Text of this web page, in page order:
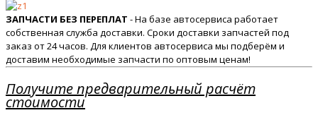
ЗАПЧАСТИ БЕЗ ПЕРЕПЛАТ - На базе автосервиса работает
собственная служба доставки. Сроки доставки запчастей под
заказ от 24 часов. Для клиентов автосервиса мы подберём и
доставим необходимые запчасти по оптовым ценам!
Получите предварительный расчёт
стоимости